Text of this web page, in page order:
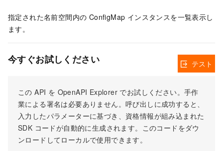
指定された名前空間内の ConfigMap インスタンスを一覧表示し
ます。
今すぐお試しください
この API を OpenAPI Explorer でお試しください。手作
業による署名は必要ありません。呼び出しに成功すると、
入力したパラメーターに基づき、資格情報が組み込まれた
SDK コードが自動的に生成されます。このコードをダウ
ンロードしてローカルで使用できます。
テスト